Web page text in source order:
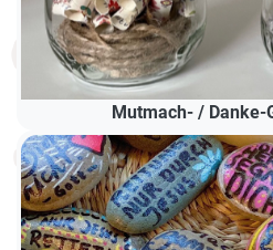
Mutmach- / Danke-